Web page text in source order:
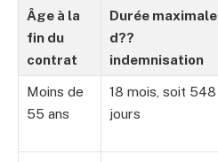
Âge à la
fin du
contrat
Durée maximale
d??
indemnisation
Moins de
55 ans
18 mois, soit 548
jours